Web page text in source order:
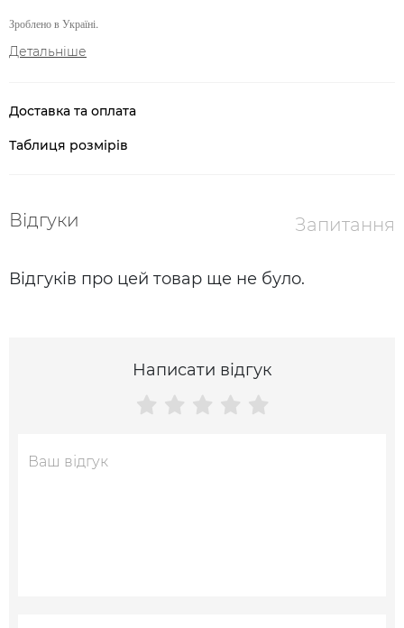
Зроблено в Україні.
Детальніше
Доставка та оплата
Таблиця розмірів
Відгуки Запитання
Відгуків про цей товар ще не було.
Написати відгук